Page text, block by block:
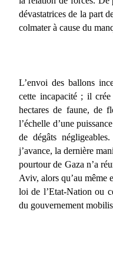
dévastatrices de la part
colmater à cause du
L’envoi des ballons
cette incapacité ; il
hectares de faune, de
l’échelle d’une
de dégâts
j’avance, la dernière
pourtour de Gaza n’a
Aviv, alors qu’au même
loi de l’Etat-Nation ou
du gouvernement